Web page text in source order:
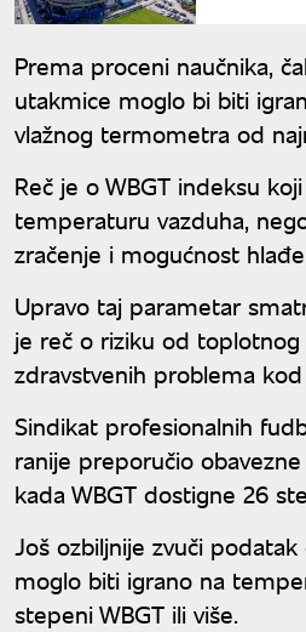
Prema proceni naučnika,
utakmice moglo bi biti
vlažnog termometra od
Reč je o WBGT indeksu
temperaturu vazduha,
zračenje i mogućnost
Upravo taj parametar
je reč o riziku od toplotnog
zdravstvenih problema
Sindikat profesionalnih
ranije preporučio
kada WBGT dostigne 26
Još ozbiljnije zvuči
moglo biti igrano na
stepeni WBGT ili više.